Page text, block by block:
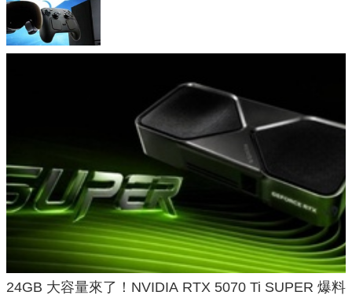
24GB 大容量來了！NVIDIA RTX 5070 Ti SUPER 爆料